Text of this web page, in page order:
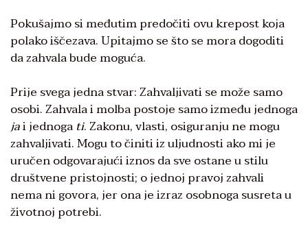
Pokušajmo si međutim predočiti ovu krepost koja
polako iščezava. Upitajmo se što se mora dogoditi
da zahvala bude moguća.
Prije svega jedna stvar: Zahvaljivati se može samo
osobi. Zahvala i molba postoje samo između jednoga
jai jednoga ti. Zakonu, vlasti, osiguranju ne mogu
zahvaljivati. Mogu to činiti iz uljudnosti ako mi je
uručen odgovarajući iznos da sve ostane u stilu
društvene pristojnosti; o jednoj pravoj zahvali
nema ni govora, jer ona je izraz osobnoga susreta u
životnoj potrebi.